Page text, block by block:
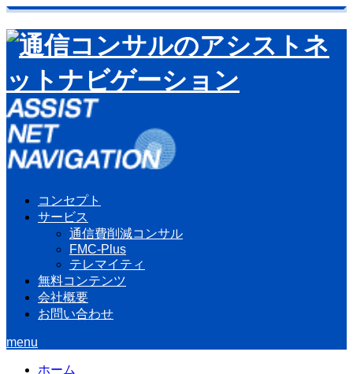
コンセプト
サービス
通信費削減コンサル
FMC-Plus
テレマイティ
無料コンテンツ
会社概要
お問い合わせ
menu
ホーム